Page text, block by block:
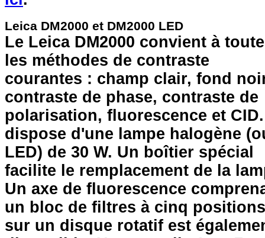
Leica DM2000 et DM2000 LED
Le Leica DM2000 convient à
les méthodes de contraste
courantes : champ clair, fond
contraste de phase, contraste de
polarisation, fluorescence et
dispose d'une lampe halogène
LED) de 30 W. Un boîtier spécial
facilite le remplacement de la
Un axe de fluorescence
un bloc de filtres à cinq positions
sur un disque rotatif est